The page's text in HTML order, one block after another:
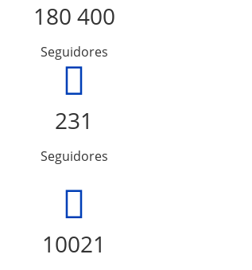
180 400
Seguidores
231
Seguidores
10021